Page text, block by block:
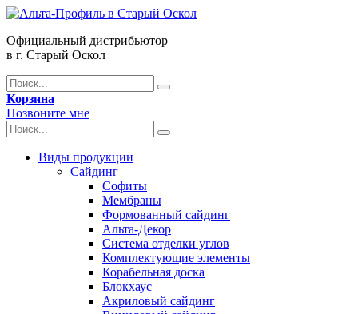
Официальный дистрибьютор
в г. Старый Оскол
Корзина
Позвоните мне
Виды продукции
Сайдинг
Софиты
Мембраны
Формованный сайдинг
Альта-Декор
Система отделки углов
Комплектующие элементы
Корабельная доска
Блокхаус
Акриловый сайдинг